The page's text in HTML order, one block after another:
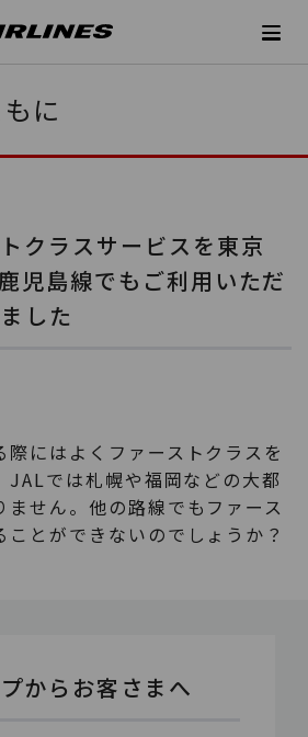
に
クラスサービスを東京
児島線でもご利用いただ
した
際にはよくファーストクラスを
JALでは札幌や福岡などの大都
ません。他の路線でもファース
ことができないのでしょうか？
からお客さまへ